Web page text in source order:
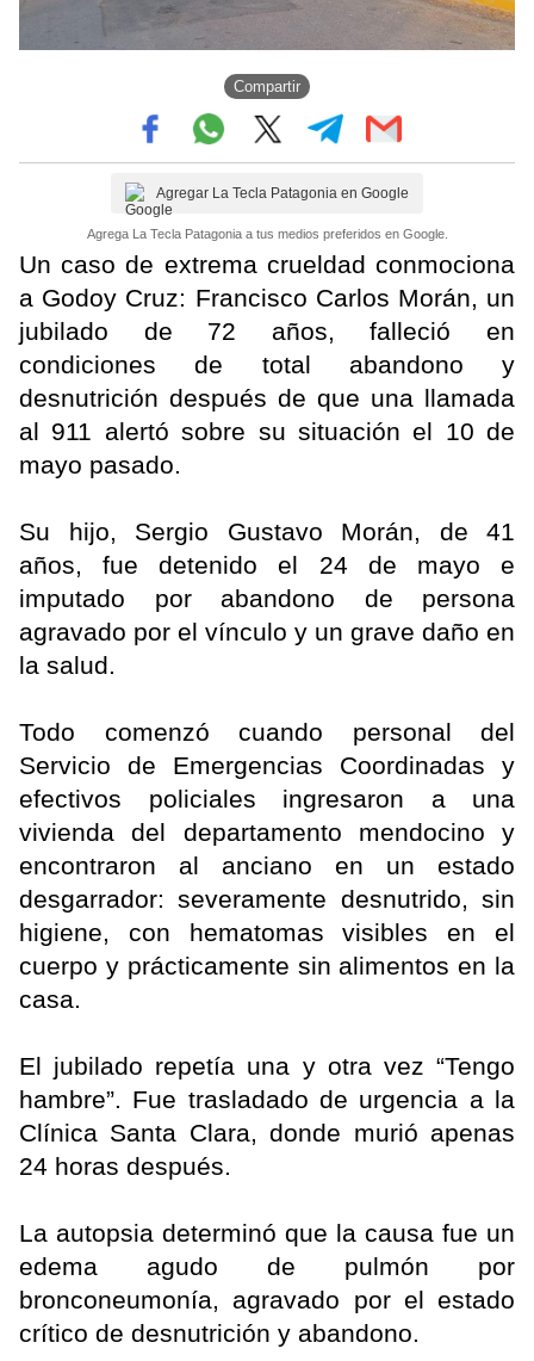
Compartir
Agregar La Tecla Patagonia en Google
Agrega La Tecla Patagonia a tus medios preferidos en Google.
Un caso de extrema crueldad conmociona
a Godoy Cruz: Francisco Carlos Morán, un
jubilado de 72 años, falleció en
condiciones de total abandono y
desnutrición después de que una llamada
al 911 alertó sobre su situación el 10 de
mayo pasado.
Su hijo, Sergio Gustavo Morán, de 41
años, fue detenido el 24 de mayo e
imputado por abandono de persona
agravado por el vínculo y un grave daño en
la salud.
Todo comenzó cuando personal del
Servicio de Emergencias Coordinadas y
efectivos policiales ingresaron a una
vivienda del departamento mendocino y
encontraron al anciano en un estado
desgarrador: severamente desnutrido, sin
higiene, con hematomas visibles en el
cuerpo y prácticamente sin alimentos en la
casa.
El jubilado repetía una y otra vez “Tengo
hambre”. Fue trasladado de urgencia a la
Clínica Santa Clara, donde murió apenas
24 horas después.
La autopsia determinó que la causa fue un
edema agudo de pulmón por
bronconeumonía, agravado por el estado
crítico de desnutrición y abandono.